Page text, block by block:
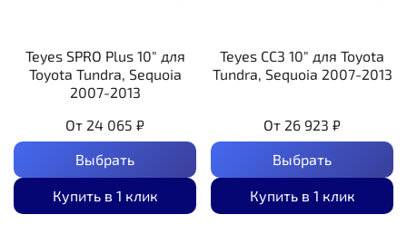
Teyes SPRO Plus 10" для
Toyota Tundra, Sequoia
2007-2013
От 24 065 ₽
Выбрать
Купить в 1 клик
Teyes CC3 10" для Toyota
Tundra, Sequoia 2007-2013
От 26 923 ₽
Выбрать
Купить в 1 клик